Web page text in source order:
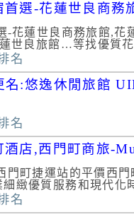
選-花蓮世良商務
-花蓮世良商務旅館,
世良旅館…等找優質
名
名:悠逸休閒旅館
名
酒店,西門町商旅-
門町捷運站的平價西
細緻優質服務和現代
名